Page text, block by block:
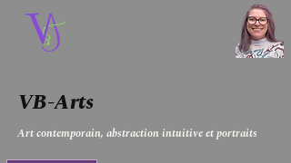
VB-Arts
Art contemporain, abstraction intuitive et portraits